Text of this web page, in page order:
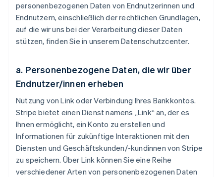
personenbezogenen Daten von Endnutzerinnen und
Endnutzern, einschließlich der rechtlichen Grundlagen,
auf die wir uns bei der Verarbeitung dieser Daten
stützen, finden Sie in unserem Datenschutzcenter.
a. Personenbezogene Daten, die wir über
Endnutzer/innen erheben
Nutzung von Link oder Verbindung Ihres Bankkontos.
Stripe bietet einen Dienst namens „Link“ an, der es
Ihnen ermöglicht, ein Konto zu erstellen und
Informationen für zukünftige Interaktionen mit den
Diensten und Geschäftskunden/-kundinnen von Stripe
zu speichern. Über Link können Sie eine Reihe
verschiedener Arten von personenbezogenen Daten